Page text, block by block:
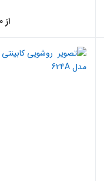
از 39,600,000